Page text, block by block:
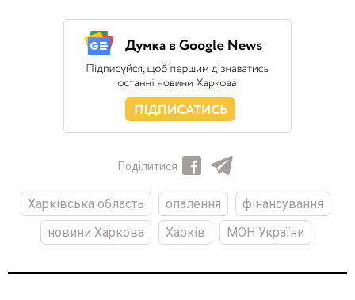
Поділитися
Харківська область опалення
фінансування
новини Харкова
Харків МОН України